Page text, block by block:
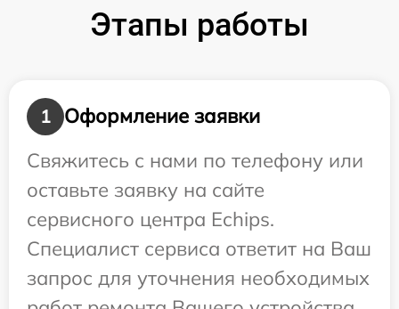
Этапы работы
1
Оформление заявки
Свяжитесь с нами по телефону или
оставьте заявку на сайте
сервисного центра Echips.
Специалист сервиса ответит на Ваш
запрос для уточнения необходимых